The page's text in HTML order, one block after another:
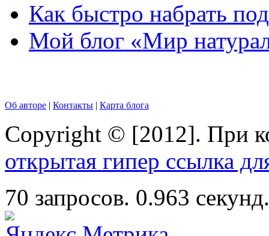
Как быстро набрать
Мой блог «Мир
Об авторе | Контакты | Карта блога
Copyright © [2012]. При
открытая гипер ссылка
70 запросов. 0.963 секунд.